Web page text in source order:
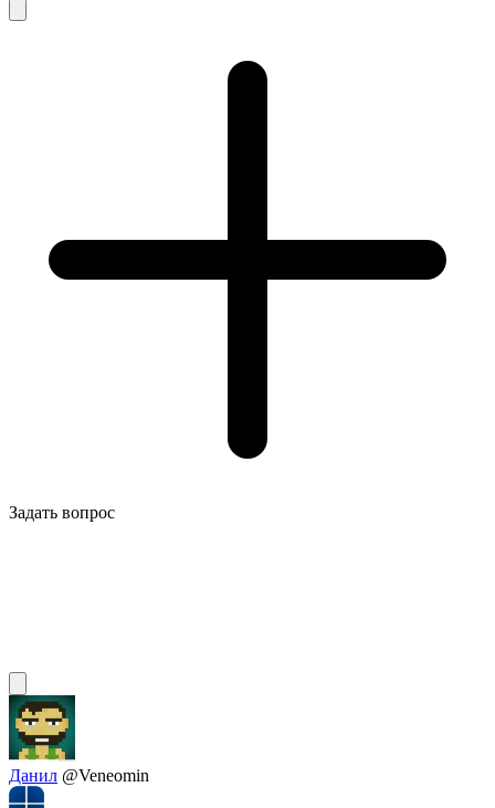
Задать вопрос
Данил @Veneomin